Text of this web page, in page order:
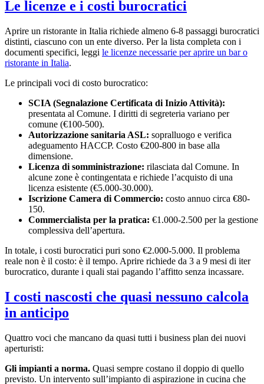
Le licenze e i costi burocratici
Aprire un ristorante in Italia richiede almeno 6-8 passaggi burocratici
distinti, ciascuno con un ente diverso. Per la lista completa con i
documenti specifici, leggi le licenze necessarie per aprire un bar o
ristorante in Italia.
Le principali voci di costo burocratico:
SCIA (Segnalazione Certificata di Inizio Attività):
presentata al Comune. I diritti di segreteria variano per
comune (€100-500).
Autorizzazione sanitaria ASL: sopralluogo e verifica
adeguamento HACCP. Costo €200-800 in base alla
dimensione.
Licenza di somministrazione: rilasciata dal Comune. In
alcune zone è contingentata e richiede l’acquisto di una
licenza esistente (€5.000-30.000).
Iscrizione Camera di Commercio: costo annuo circa €80-
150.
Commercialista per la pratica: €1.000-2.500 per la gestione
complessiva dell’apertura.
In totale, i costi burocratici puri sono €2.000-5.000. Il problema
reale non è il costo: è il tempo. Aprire richiede da 3 a 9 mesi di iter
burocratico, durante i quali stai pagando l’affitto senza incassare.
I costi nascosti che quasi nessuno calcola
in anticipo
Quattro voci che mancano da quasi tutti i business plan dei nuovi
aperturisti:
Gli impianti a norma. Quasi sempre costano il doppio di quello
previsto. Un intervento sull’impianto di aspirazione in cucina che